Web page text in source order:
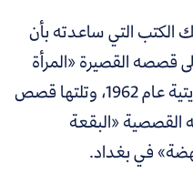
الكتب التي ساعدته بأن
قصصه القصيرة «المرأة
الحارس» في مجلة «الرائد» الكويتية عام 1962، وتلتها قصص
«البقعة
في بغداد.